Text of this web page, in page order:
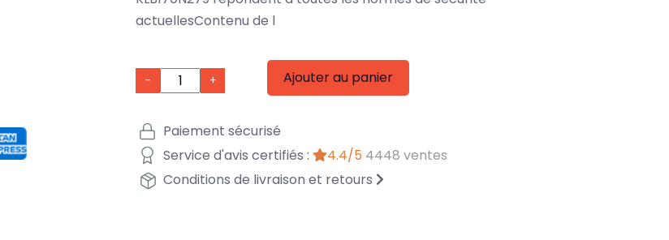
actuellesContenu de l
- + Ajouter au panier
Paiement sécurisé
Service d'avis certifiés :
4.4/5 4448 ventes
Conditions de livraison et retours